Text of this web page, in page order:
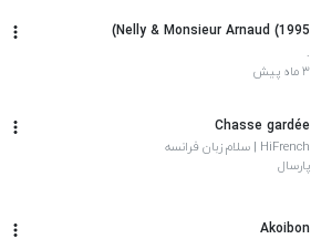
Nelly & Monsieur Arnaud (1995)
.
۳ ماه پیش
Chasse gardée
HiFrench | سلام زبان فرانسه
پارسال
Akoibon